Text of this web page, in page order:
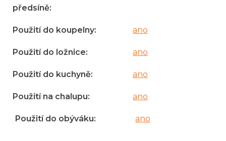
předsíně:
Použití do koupelny: ano
Použití do ložnice: ano
Použití do kuchyně: ano
Použití na chalupu: ano
Použití do obýváku: ano